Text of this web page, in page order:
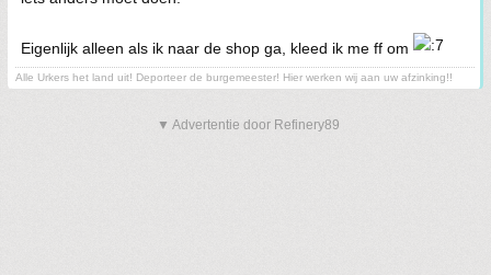
Eigenlijk alleen als ik naar de shop ga, kleed ik me ff om
Alle Urkers het land uit! Deporteer de burgemeester! Hier werken wij aan uw afzinking!!
▼ Advertentie door Refinery89